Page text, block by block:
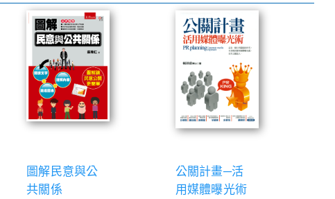
圖解民意與公
共關係
公關計畫─活
用媒體曝光術